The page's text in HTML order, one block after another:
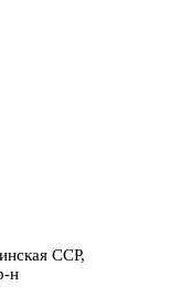
ССР,
н